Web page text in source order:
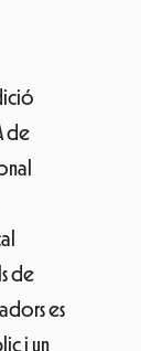
de
de
es
i un